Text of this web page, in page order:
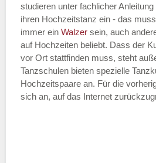
Dienstag
—
ÖFFNUNGSZEITEN
studieren unter fachlicher
ihren Hochzeitstanz ein - das
immer ein Walzer sein, auch
auf Hochzeiten beliebt. Dass der
vor Ort stattfinden muss, steht
Tanzschulen bieten spezielle
Hochzeitspaare an. Für die
sich an, auf das Internet